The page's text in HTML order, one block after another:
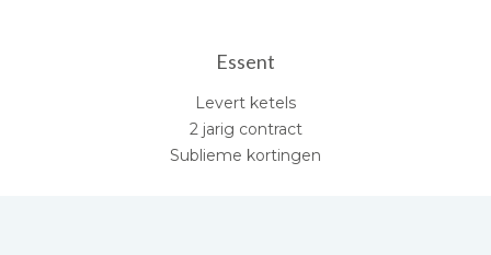
Essent
Levert ketels
2 jarig contract
Sublieme kortingen